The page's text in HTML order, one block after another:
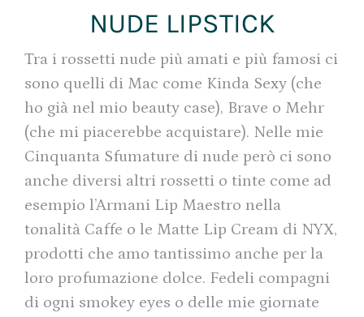
NUDE LIPSTICK
Tra i rossetti nude più amati e più famosi ci
sono quelli di Mac come Kinda Sexy (che
ho già nel mio beauty case), Brave o Mehr
(che mi piacerebbe acquistare). Nelle mie
Cinquanta Sfumature di nude però ci sono
anche diversi altri rossetti o tinte come ad
esempio l’Armani Lip Maestro nella
tonalità Caffe o le Matte Lip Cream di NYX,
prodotti che amo tantissimo anche per la
loro profumazione dolce. Fedeli compagni
di ogni smokey eyes o delle mie giornate